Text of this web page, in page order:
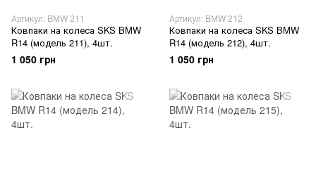
Артикул: BMW 211
Ковпаки на колеса SKS BMW
R14 (модель 211), 4шт.
1 050 грн
Артикул: BMW 212
Ковпаки на колеса SKS BMW
R14 (модель 212), 4шт.
1 050 грн